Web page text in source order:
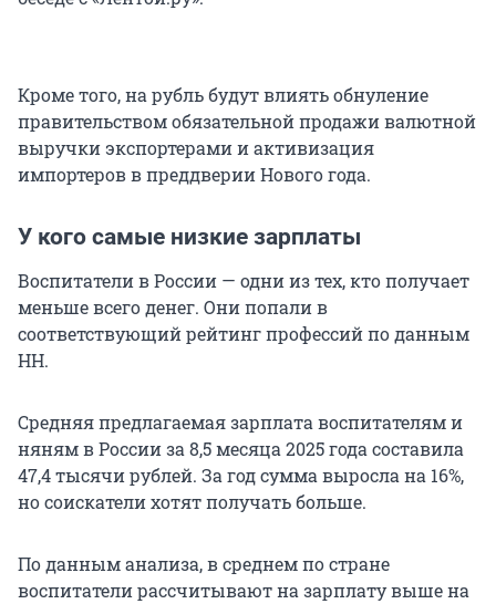
Кроме того, на рубль будут влиять обнуление
правительством обязательной продажи валютной
выручки экспортерами и активизация
импортеров в преддверии Нового года.
У кого самые низкие зарплаты
Воспитатели в России — одни из тех, кто получает
меньше всего денег. Они попали в
соответствующий рейтинг профессий по данным
HH.
Средняя предлагаемая зарплата воспитателям и
няням в России за 8,5 месяца 2025 года составила
47,4 тысячи рублей. За год сумма выросла на 16%,
но соискатели хотят получать больше.
По данным анализа, в среднем по стране
воспитатели рассчитывают на зарплату выше на